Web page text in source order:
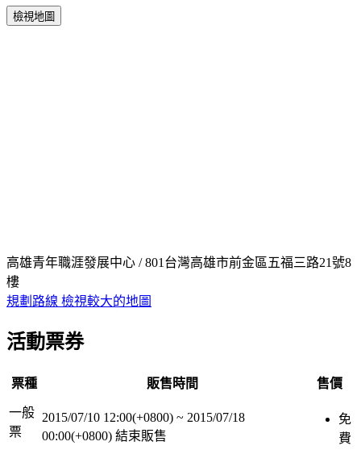
檢視地圖
高雄青年職涯發展中心 / 801台灣高雄市前金區五福三路21號8
樓
規劃路線 檢視較大的地圖
活動票券
票種 販售時間 售價
一般
票
2015/07/10 12:00(+0800) ~ 2015/07/18
00:00(+0800) 結束販售
免
費